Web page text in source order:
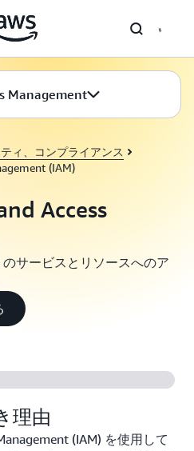
Management
ィ、コンプライアンス
(IAM)
Access
サービスとリソースへのア
理由
(IAM) を使用して